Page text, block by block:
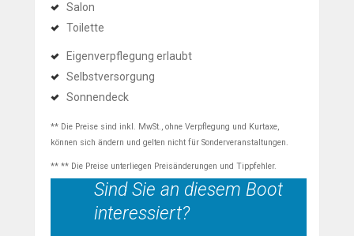
Salon
Toilette
Eigenverpflegung erlaubt
Selbstversorgung
Sonnendeck
** Die Preise sind inkl. MwSt., ohne Verpflegung und Kurtaxe,
können sich ändern und gelten nicht für Sonderveranstaltungen.
** ** Die Preise unterliegen Preisänderungen und Tippfehler.
Sind Sie an diesem Boot
interessiert?